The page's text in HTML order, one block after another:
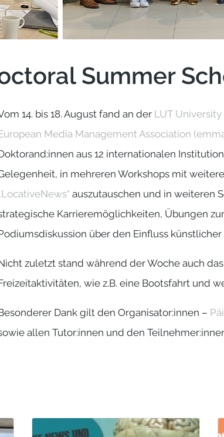
Summer
14. bis 18. August fand an der LUT University
Media Management Association
aus 12 internationalen
in mehreren Workshops mit
auszutauschen und in weiteren
Karrieremöglichkeiten, Übungen
über den Einfluss
zuletzt stand während der Woche auch
wie z.B. eine Bootsfahrt und
Dank gilt den Organisator:innen –
allen Tutor:innen und den